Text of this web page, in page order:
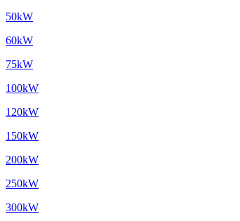
50kW
60kW
75kW
100kW
120kW
150kW
200kW
250kW
300kW